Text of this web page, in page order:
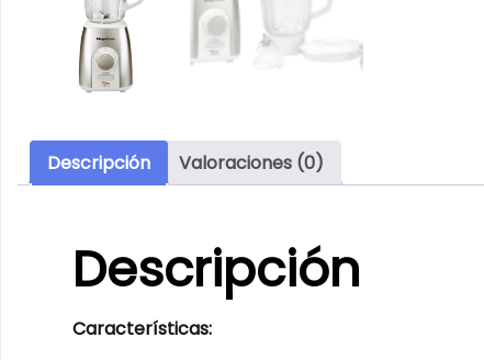
Descripción Valoraciones (0)
Descripción
Características: